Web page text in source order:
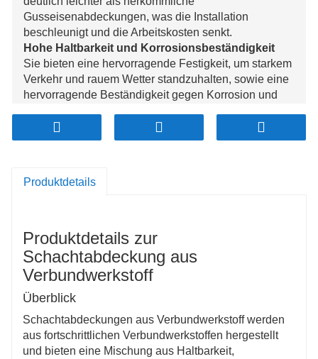
Gusseisenabdeckungen, was die Installation
beschleunigt und die Arbeitskosten senkt.
Hohe Haltbarkeit und Korrosionsbeständigkeit
Sie bieten eine hervorragende Festigkeit, um starkem
Verkehr und rauem Wetter standzuhalten, sowie eine
hervorragende Beständigkeit gegen Korrosion und
Sicherheit und rutschfeste Oberfläche
Mit einer rutschfesten Oberfläche ausgestattet,
Anpassbares Design
spezifische funktionale und ästhetische
Anforderungen angepasst werden.
Wartungsarm und umweltfreundlich
Mit minimalem Wartungsaufwand und aus
wiederverwertbaren Materialien hergestellt, sind
Schachtabdeckungen aus Verbundwerkstoff sowohl
kostengünstig als auch umweltfreundlich.
Produktdetails
Produktdetails zur
Schachtabdeckung aus
Verbundwerkstoff
Überblick
Schachtabdeckungen aus Verbundwerkstoff werden
aus fortschrittlichen Verbundwerkstoffen hergestellt
und bieten eine Mischung aus Haltbarkeit,